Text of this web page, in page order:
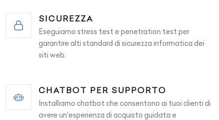
SICUREZZA
Eseguiamo stress test e penetration test per
garantire alti standard di sicurezza informatica dei
siti web.
CHATBOT PER SUPPORTO
Installiamo chatbot che consentono ai tuoi clienti di
avere un'esperienza di acquisto guidata e